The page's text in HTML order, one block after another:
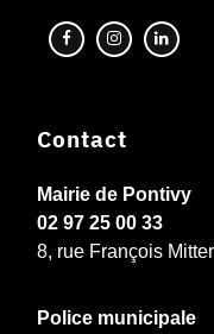
Contact
Mairie de Pontivy
02 97 25 00 33
8, rue François
Police municipale